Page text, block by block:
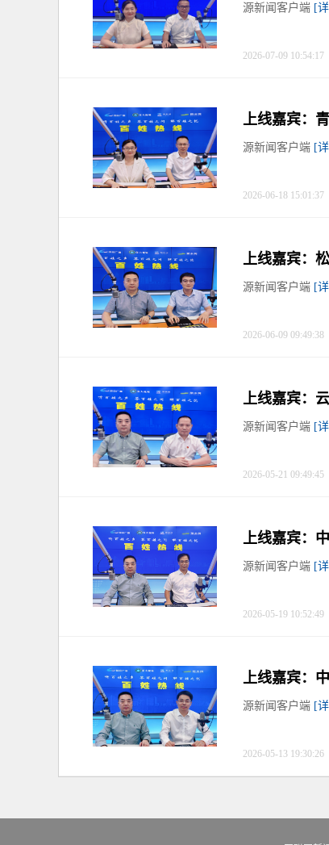
源新闻客户端 [
2026-07-09 10:54:17
上线嘉宾：
源新闻客户端 [
2026-06-18 15:01:37
上线嘉宾：
源新闻客户端 [
2026-06-09 09:49:38
上线嘉宾：
源新闻客户端 [
2026-05-21 09:49:45
上线嘉宾：
源新闻客户端 [
2026-05-19 10:52:49
上线嘉宾：
源新闻客户端 [
2026-05-13 19:30:26